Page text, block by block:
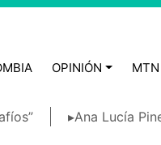
OPINIÓN MTN
▸Ana Lucía